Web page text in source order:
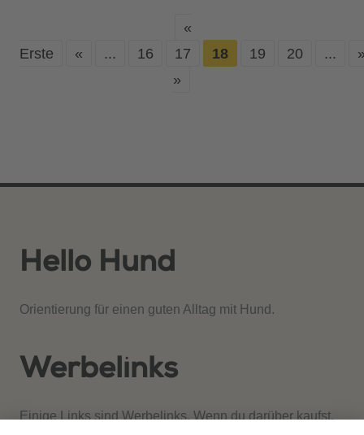
«
Erste
« ... 16 17 18 19 20 ...
»
Hello Hund
Orientierung für einen guten Alltag mit Hund.
Werbelinks
Einige Links sind Werbelinks. Wenn du darüber kaufst,